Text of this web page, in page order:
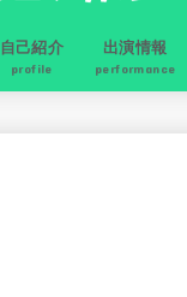
自己紹介
profile
出演情報
performance